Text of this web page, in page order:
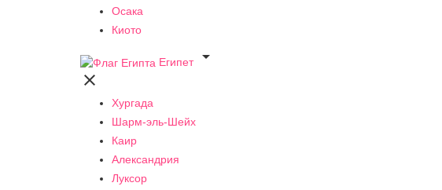
Осака
Киото
Египет


Хургада
Шарм-эль-Шейх
Каир
Александрия
Луксор